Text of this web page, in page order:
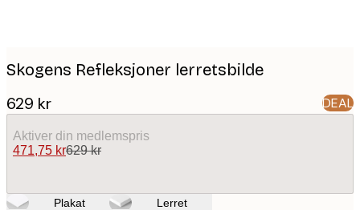
Skogens Refleksjoner lerretsbilde
629 kr DEAL
Aktiver din medlemspris
471,75 kr629 kr
Plakat Lerret